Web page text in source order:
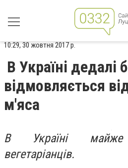
10:29, 30 жовтня 2017 р.
В Україні дедалі
відмовляється
м'яса
В Україні
вегетаріанців.